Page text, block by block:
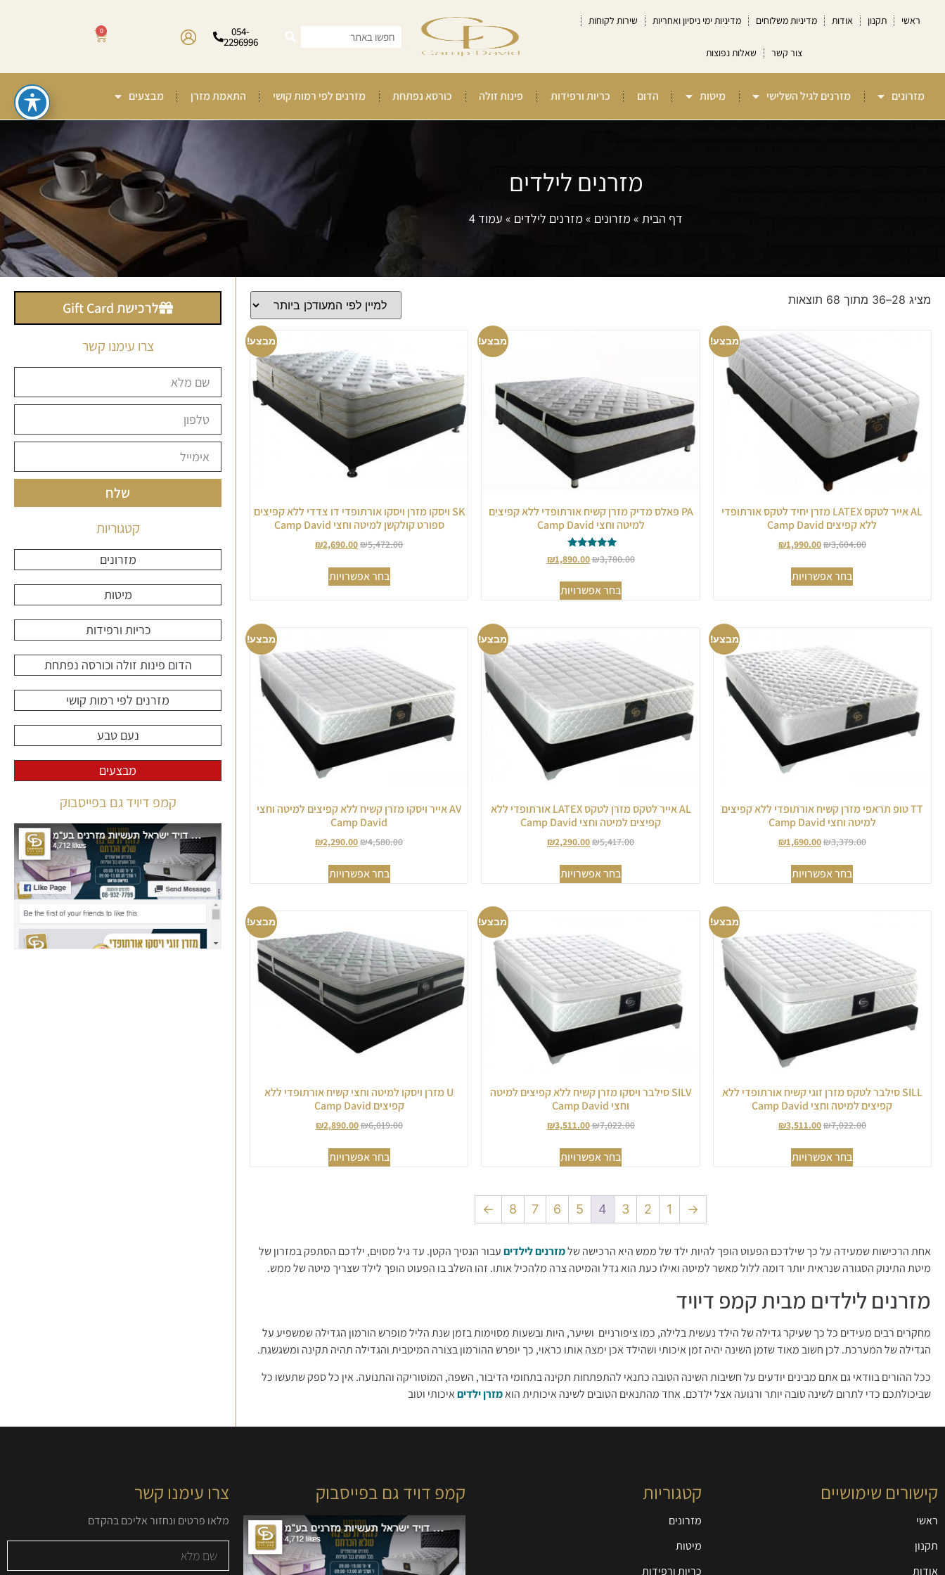
ראשי תקנון אודות מדיניות משלוחים מדיניות ימי ניסיון ואחריות שירות לקוחות
צור קשר שאלות נפוצות
054-
2296996
0
מזרונים מזרנים לגיל השלישי מיטות הדום כריות ורפידות פינות זולה כורסא נפתחת מזרנים לפי רמות קושי התאמת מזרן מבצעים
מזרנים לילדים
דף הבית » מזרונים » מזרנים לילדים » עמוד 4
מציג 28–36 מתוך 68 תוצאות
מבצע!
AL אייר לטקס LATEX מזרן יחיד לטקס אורתופדי
ללא קפיצים Camp David
₪3,604.00
₪1,990.00
בחר אפשרויות
מבצע!
PA פאלס מדיק מזרן קשיח אורתופדי ללא קפיצים
למיטה וחצי Camp David
דורג
5.00
₪3,780.00
₪1,890.00
בחר אפשרויות
מבצע!
SK ויסקו מזרן ויסקו אורתופדי דו צדדי ללא קפיצים
ספורט קולקשן למיטה וחצי Camp David
₪5,472.00
₪2,690.00
בחר אפשרויות
מבצע!
TT טופ תראפי מזרן קשיח אורתופדי ללא קפיצים
למיטה וחצי Camp David
₪3,379.00
₪1,690.00
בחר אפשרויות
מבצע!
AL אייר לטקס מזרן לטקס LATEX אורתופדי ללא
קפיצים למיטה וחצי Camp David
₪5,417.00
₪2,290.00
בחר אפשרויות
מבצע!
AV אייר ויסקו מזרן קשיח ללא קפיצים למיטה וחצי
Camp David
₪4,580.00
₪2,290.00
בחר אפשרויות
מבצע!
SILL סילבר לטקס מזרן זוגי קשיח אורתופדי ללא
קפיצים למיטה וחצי Camp David
₪7,022.00
₪3,511.00
בחר אפשרויות
מבצע!
SILV סילבר ויסקו מזרן קשיח ללא קפיצים למיטה
וחצי Camp David
₪7,022.00
₪3,511.00
בחר אפשרויות
מבצע!
U מזרן ויסקו למיטה וחצי קשיח אורתופדי ללא
קפיצים Camp David
₪6,019.00
₪2,890.00
בחר אפשרויות
→
1
2
3
4
5
6
7
8
←
אחת הרכישות שמעידה על כך שילדכם הפעוט הופך להיות ילד של ממש היא הרכישה שלמזרנים לילדיםעבור הנסיך הקטן. עד גיל מסוים, ילדכם הסתפק במזרון של
מיטת התינוק הסגורה שנראית יותר דומה ללול מאשר למיטה ואילו כעת הוא גדל והמיטה צרה מלהכיל אותו. זהו השלב בו הפעוט הופך לילד שצריך מיטה של ממש.
מזרנים לילדים מבית קמפ דיויד
מחקרים רבים מעידים כל כך שעיקר גדילה של הילד נעשית בלילה, כמו ציפורניים ושיער, היות ובשעות מסוימות בזמן שנת הליל מופרש הורמון הגדילה שמשפיע על
הגדילה של המערכת. לכן חשוב מאוד שזמן השינה יהיה זמן איכותי ושהילד אכן ימצה אותו כראוי, כך יופרש ההורמון בצורה המיטבית והגדילה תהיה תקינה ומשגשגת.
ככל ההורים בוודאי גם אתם מבינים יודעים על חשיבות השינה הטובה כתנאי להתפתחות תקינה בתחומי הדיבור, השפה, המוטוריקה והתנועה. אין כל ספק שתעשו כל
שביכולתכם כדי לתרום לשינה טובה יותר ורגועה אצל ילדכם. אחד מהתנאים הטובים לשינה איכותית הואמזרן ילדיםאיכותי וטוב
לרכישת Gift Card
צרו עימנו קשר
שלח
קטגוריות
מזרונים
מיטות
כריות ורפידות
הדום פינות זולה וכורסה נפתחת
מזרנים לפי רמות קושי
נעם טבע
מבצעים
קמפ דיויד גם בפייסבוק
קישורים שימושיים
ראשי
תקנון
אודות
קטגוריות
מזרונים
מיטות
כריות ורפידות
קמפ דויד גם בפייסבוק צרו עימנו קשר
מלאו פרטים ונחזור אליכם בהקדם